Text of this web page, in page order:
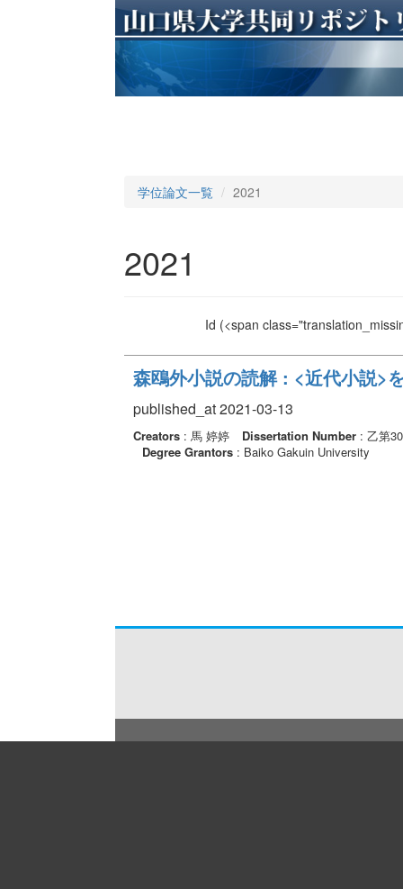
学位論文一覧 2021
2021
Id (<span
森鴎外小説の読解 : <近代小説>
published_at 2021-03-13
Creators: 馬 婷婷 Dissertation Number: 乙第
Degree Grantors: Baiko Gakuin University